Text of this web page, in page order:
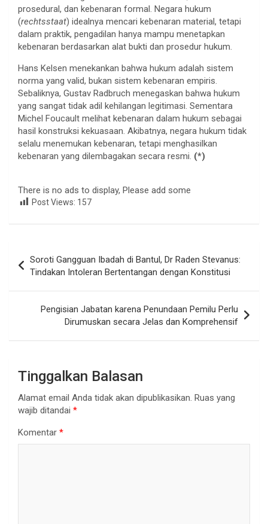
prosedural, dan kebenaran formal. Negara hukum
(rechtsstaat) idealnya mencari kebenaran material, tetapi
dalam praktik, pengadilan hanya mampu menetapkan
kebenaran berdasarkan alat bukti dan prosedur hukum.
Hans Kelsen menekankan bahwa hukum adalah sistem
norma yang valid, bukan sistem kebenaran empiris.
Sebaliknya, Gustav Radbruch menegaskan bahwa hukum
yang sangat tidak adil kehilangan legitimasi. Sementara
Michel Foucault melihat kebenaran dalam hukum sebagai
hasil konstruksi kekuasaan. Akibatnya, negara hukum tidak
selalu menemukan kebenaran, tetapi menghasilkan
kebenaran yang dilembagakan secara resmi. (*)
There is no ads to display, Please add some
Post Views: 157
pos
Soroti Gangguan Ibadah di Bantul, Dr Raden Stevanus:
Tindakan Intoleran Bertentangan dengan Konstitusi
Pengisian Jabatan karena Penundaan Pemilu Perlu
Dirumuskan secara Jelas dan Komprehensif
Tinggalkan Balasan
Alamat email Anda tidak akan dipublikasikan. Ruas yang
wajib ditandai *
Komentar *